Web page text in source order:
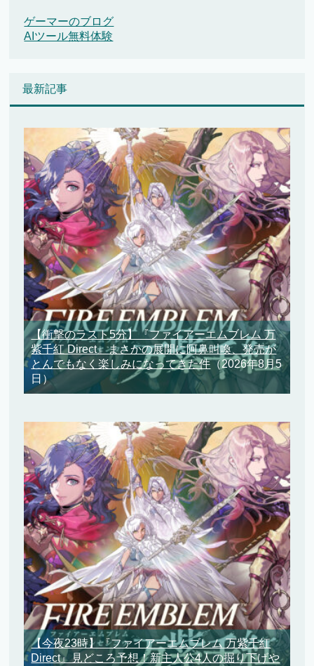
ゲーマーのブログ
AIツール無料体験
最新記事
【衝撃のラスト5分】『ファイアーエムブレム 万
紫千紅 Direct』まさかの展開に阿鼻叫喚、発売が
とんでもなく楽しみになってきた件（2026年8月5
日）
【今夜23時】『ファイアーエムブレム 万紫千紅
Direct』見どころ予想！新主人公4人の掘り下げや